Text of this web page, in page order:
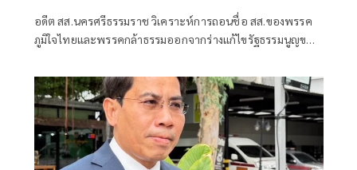
อดีต สส.นครศรีธรรมราช วิเคราะห์การถอนชื่อ สส.ของพรรค
ภูมิใจไทยและพรรคกล้าธรรมออกจากร่างแก้ไขรัฐธรรมนูญของ